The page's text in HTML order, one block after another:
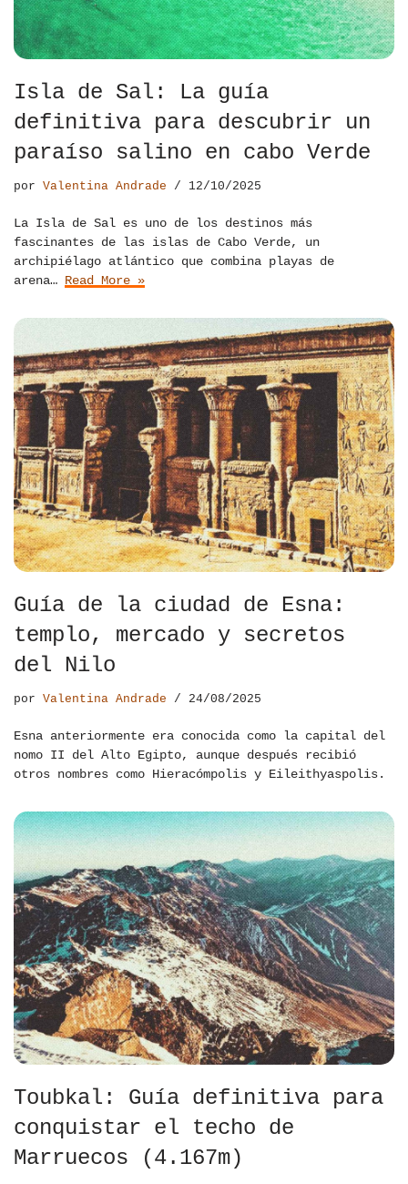
Isla de Sal: La guía
definitiva para descubrir un
paraíso salino en cabo Verde
por Valentina Andrade 12/10/2025
La Isla de Sal es uno de los destinos más
fascinantes de las islas de Cabo Verde, un
archipiélago atlántico que combina playas de
arena… Read More »
Guía de la ciudad de Esna:
templo, mercado y secretos
del Nilo
por Valentina Andrade 24/08/2025
Esna anteriormente era conocida como la capital del
nomo II del Alto Egipto, aunque después recibió
otros nombres como Hieracómpolis y Eileithyaspolis.
Toubkal: Guía definitiva para
conquistar el techo de
Marruecos (4.167m)